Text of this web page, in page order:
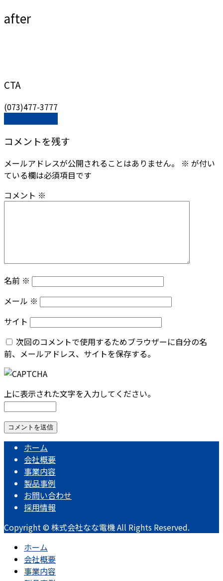
after
CTA
(073)477-3777
コメントを残す
メールアドレスが公開されることはありません。 ※ が付い
ている欄は必須項目です
コメント ※
名前 ※
メール ※
サイト
次回のコメントで使用するためブラウザーに自分の名
前、メールアドレス、サイトを保存する。
上に表示された文字を入力してください。
ホーム
会社概要
事業内容
製品事例
お問い合わせ
採用情報
Copyright © 株式会社なな電機 All Rights Reserved.
ホーム
会社概要
事業内容